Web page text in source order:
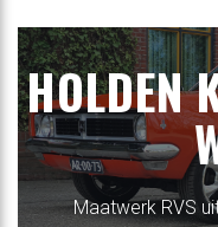
(Onderdelen)Uw
Vul
HOLDEN
Maatwerk RVS